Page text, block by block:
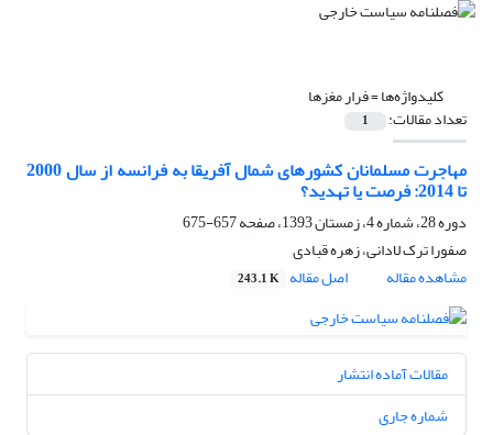
کلیدواژه‌ها =فرار مغزها
تعداد مقالات: 1
مهاجرت مسلمانان کشورهای شمال آفریقا به فرانسه از سال 2000
تا 2014: فرصت یا تهدید؟
دوره 28، شماره 4، زمستان 1393، صفحه
657-675
صفورا ترک لادانی، زهره قبادی
مشاهده مقاله
اصل مقاله 243.1 K
مقالات آماده انتشار
شماره جاری